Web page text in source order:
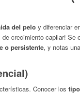
del pelo y diferenciar
crecimiento capilar! Se
o persistente, y notas una
Conocer los